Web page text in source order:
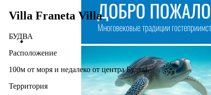
Villa Franeta Villa
БУДВА
Расположение
100м от моря и недалеко от центра Будвы.
Территория